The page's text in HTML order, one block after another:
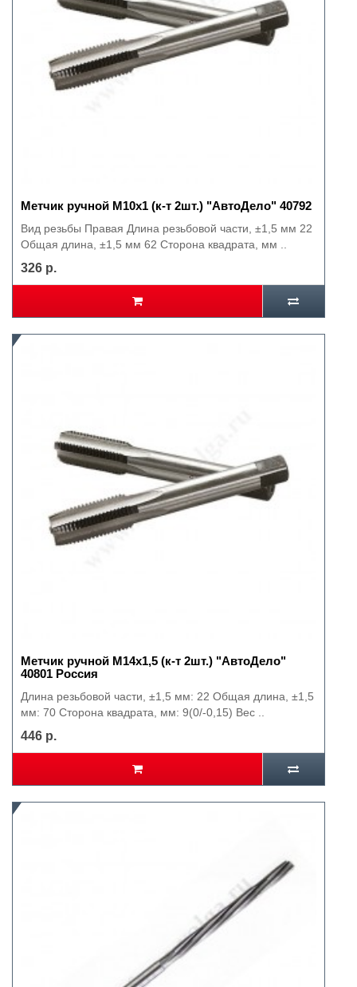
Метчик ручной М10х1 (к-т 2шт.) "АвтоДело" 40792
Вид резьбы Правая Длина резьбовой части, ±1,5 мм 22
Общая длина, ±1,5 мм 62 Сторона квадрата, мм ..
326 р.
Метчик ручной М14х1,5 (к-т 2шт.) "АвтоДело"
40801 Россия
Длина резьбовой части, ±1,5 мм: 22 Общая длина, ±1,5
мм: 70 Сторона квадрата, мм: 9(0/-0,15) Вес ..
446 р.